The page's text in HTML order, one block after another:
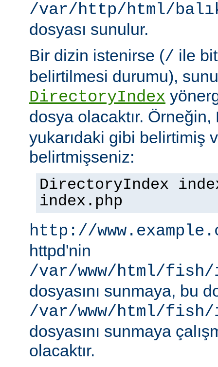
/var/http/html/
dosyası sunulur.
Bir dizin istenirse (/ ile
belirtilmesi durumu),
DirectoryIndex
dosya olacaktır. Örneğin,
yukarıdaki gibi belirtimiş
belirtmişseniz:
DirectoryIndex
index.php
http://
httpd'nin
/var/www/html/
dosyasını sunmaya, bu
/var/www/html/fish/
dosyasını sunmaya
olacaktır.